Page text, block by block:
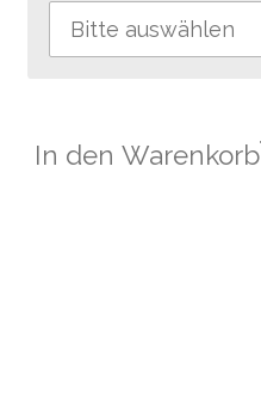
In den Warenkorb